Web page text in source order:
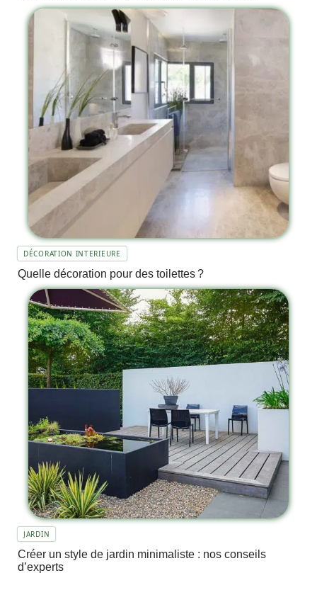
DÉCORATION INTERIEURE
Quelle décoration pour des toilettes ?
JARDIN
Créer un style de jardin minimaliste : nos conseils
d’experts